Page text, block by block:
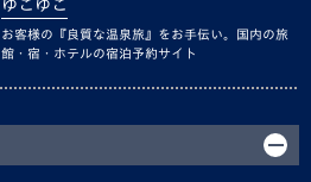
ゆこゆこ
お客様の『良質な温泉旅』をお手伝い。国内の旅
館・宿・ホテルの宿泊予約サイト